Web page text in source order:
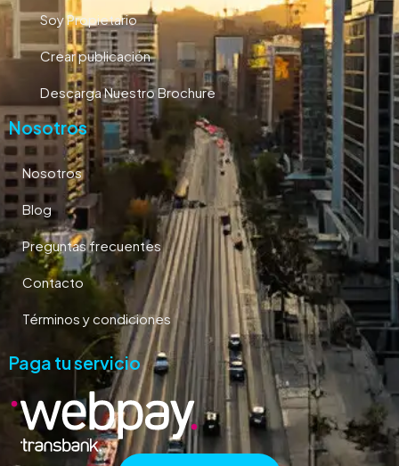
Soy Propietario
Crear publicación
Descarga Nuestro Brochure
Nosotros
Nosotros
Blog
Preguntas frecuentes
Contacto
Términos y condiciones
Paga tu servicio